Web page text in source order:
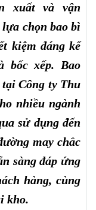
xuất và vận
chọn bao bì
kiệm đáng kể
bốc xếp. Bao
Công ty Thu
nhiều ngành
sử dụng đến
may chắc
sàng đáp ứng
hàng, cùng
kho.